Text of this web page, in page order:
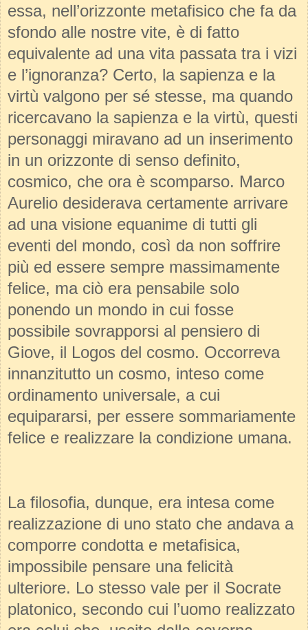
essa, nell’orizzonte metafisico che fa da
sfondo alle nostre vite, è di fatto
equivalente ad una vita passata tra i vizi
e l’ignoranza? Certo, la sapienza e la
virtù valgono per sé stesse, ma quando
ricercavano la sapienza e la virtù, questi
personaggi miravano ad un inserimento
in un orizzonte di senso definito,
cosmico, che ora è scomparso. Marco
Aurelio desiderava certamente arrivare
ad una visione equanime di tutti gli
eventi del mondo, così da non soffrire
più ed essere sempre massimamente
felice, ma ciò era pensabile solo
ponendo un mondo in cui fosse
possibile sovrapporsi al pensiero di
Giove, il Logos del cosmo. Occorreva
innanzitutto un cosmo, inteso come
ordinamento universale, a cui
equipararsi, per essere sommariamente
felice e realizzare la condizione umana.
La filosofia, dunque, era intesa come
realizzazione di uno stato che andava a
comporre condotta e metafisica,
impossibile pensare una felicità
ulteriore. Lo stesso vale per il Socrate
platonico, secondo cui l’uomo realizzato